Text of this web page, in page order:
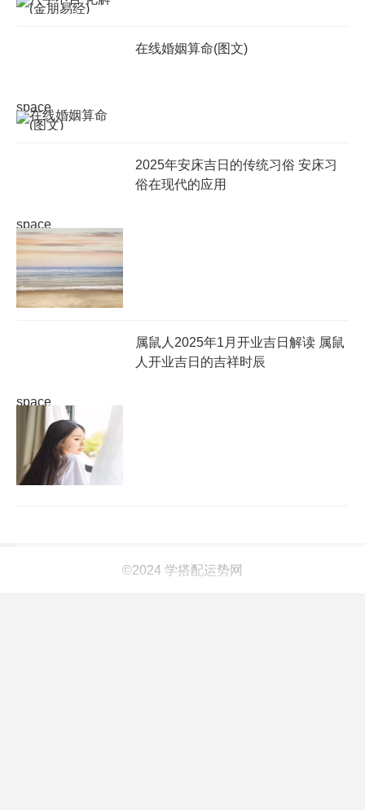
space
在线婚姻算命(图文)
space
2025年安床吉日的传统习俗 安床习
俗在现代的应用
space
属鼠人2025年1月开业吉日解读 属鼠
人开业吉日的吉祥时辰
©2024 学搭配运势网